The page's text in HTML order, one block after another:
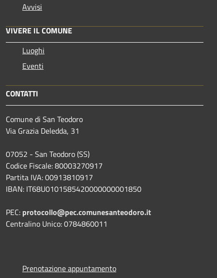
Avvisi
VIVERE IL COMUNE
Luoghi
Eventi
CONTATTI
Comune di San Teodoro
Via Grazia Deledda, 31
07052 - San Teodoro (SS)
Codice Fiscale: 80003270917
Partita IVA: 00913810917
IBAN: IT68U0101585420000000001850
PEC: protocollo@pec.comunesanteodoro.it
Centralino Unico: 0784860011
Prenotazione appuntamento